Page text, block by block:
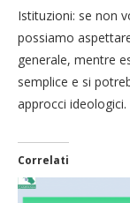
Istituzioni: se non
possiamo
generale, mentre
semplice e si
approcci ideologici.
Correlati